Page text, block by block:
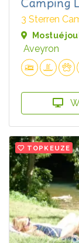
3 Sterren
Aveyron
TOPKEUZE